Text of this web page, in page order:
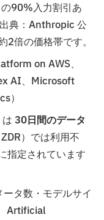
の90%入力割引あ
典：Anthropic 公
倍の価格帯です。
on AWS、
AI、Microsoft
）
30日間のデータ
）では利用不
指定されています
ータ数・モデルサイ
Artificial